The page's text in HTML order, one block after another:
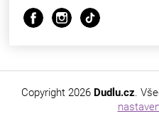
Copyright 2026 Dudlu.cz.